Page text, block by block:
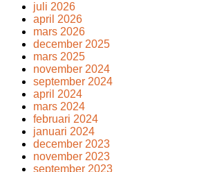
juli 2026
april 2026
mars 2026
december 2025
mars 2025
november 2024
september 2024
april 2024
mars 2024
februari 2024
januari 2024
december 2023
november 2023
september 2023